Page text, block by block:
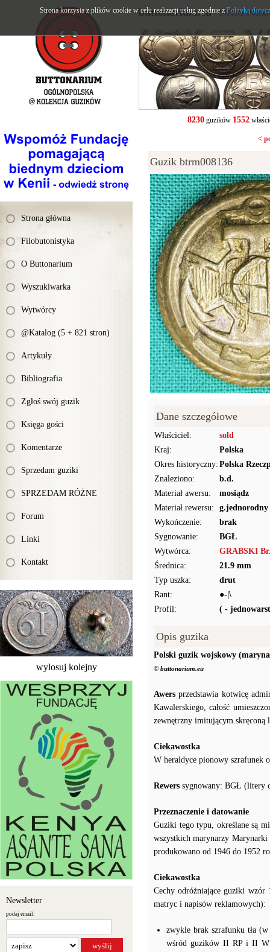
Strona główna
Filobutonistyka
O Buttonarium
Wyszukiwarka
Wytwórcy
@Katalog (5 + 821 stron)
Artykuły
Bibliografia
Zgłoś swój guzik
Księga gości
Komentarze
Sprzedam guziki
SPRZEDAM RÓŻNE
Forum
Linki
Kontakt
wylosuj kolejny
Newsletter
podaj email:
buttonarium.eu- Strona
8230guzików 1552
<
Guzik btrm008136
Dane szczegółowe
Właściciel:
sold
Kraj:
Polska
Okres historyczny: Polska
Znaleziono:
b.d.
Materiał awersu:
mosiądz
Materiał rewersu:
g.jednorodny
Wykończenie:
brak
Sygnowanie:
BGŁ
Wytwórca:
GRABSKI
Średnica:
21.9 mm
Typ uszka:
drut
Rant:
●-|\
Profil:
( -
Opis guzika
Polski guzik wojskowy
© buttonarium.eu
Awers przedstawia kotwicę
Kawalerskiego, całość
zewnętrzny imitującym skręconą
Ciekawostka
W heraldyce pionowy szrafunek
Rewers sygnowany: BGŁ (litery
Przeznaczenie i datowanie
Guziki tego typu, określane są
wszystkich marynarzy
produkowano od 1946 do 1952
Ciekawostka
Cechy odróżniające guziki
matryc i napisów reklamowych):
zwykle brak szrafunku tła
wśród guzików II RP i II
Strona korzysta z plików cookie w celu realizacji usług zgodnie zPolityką